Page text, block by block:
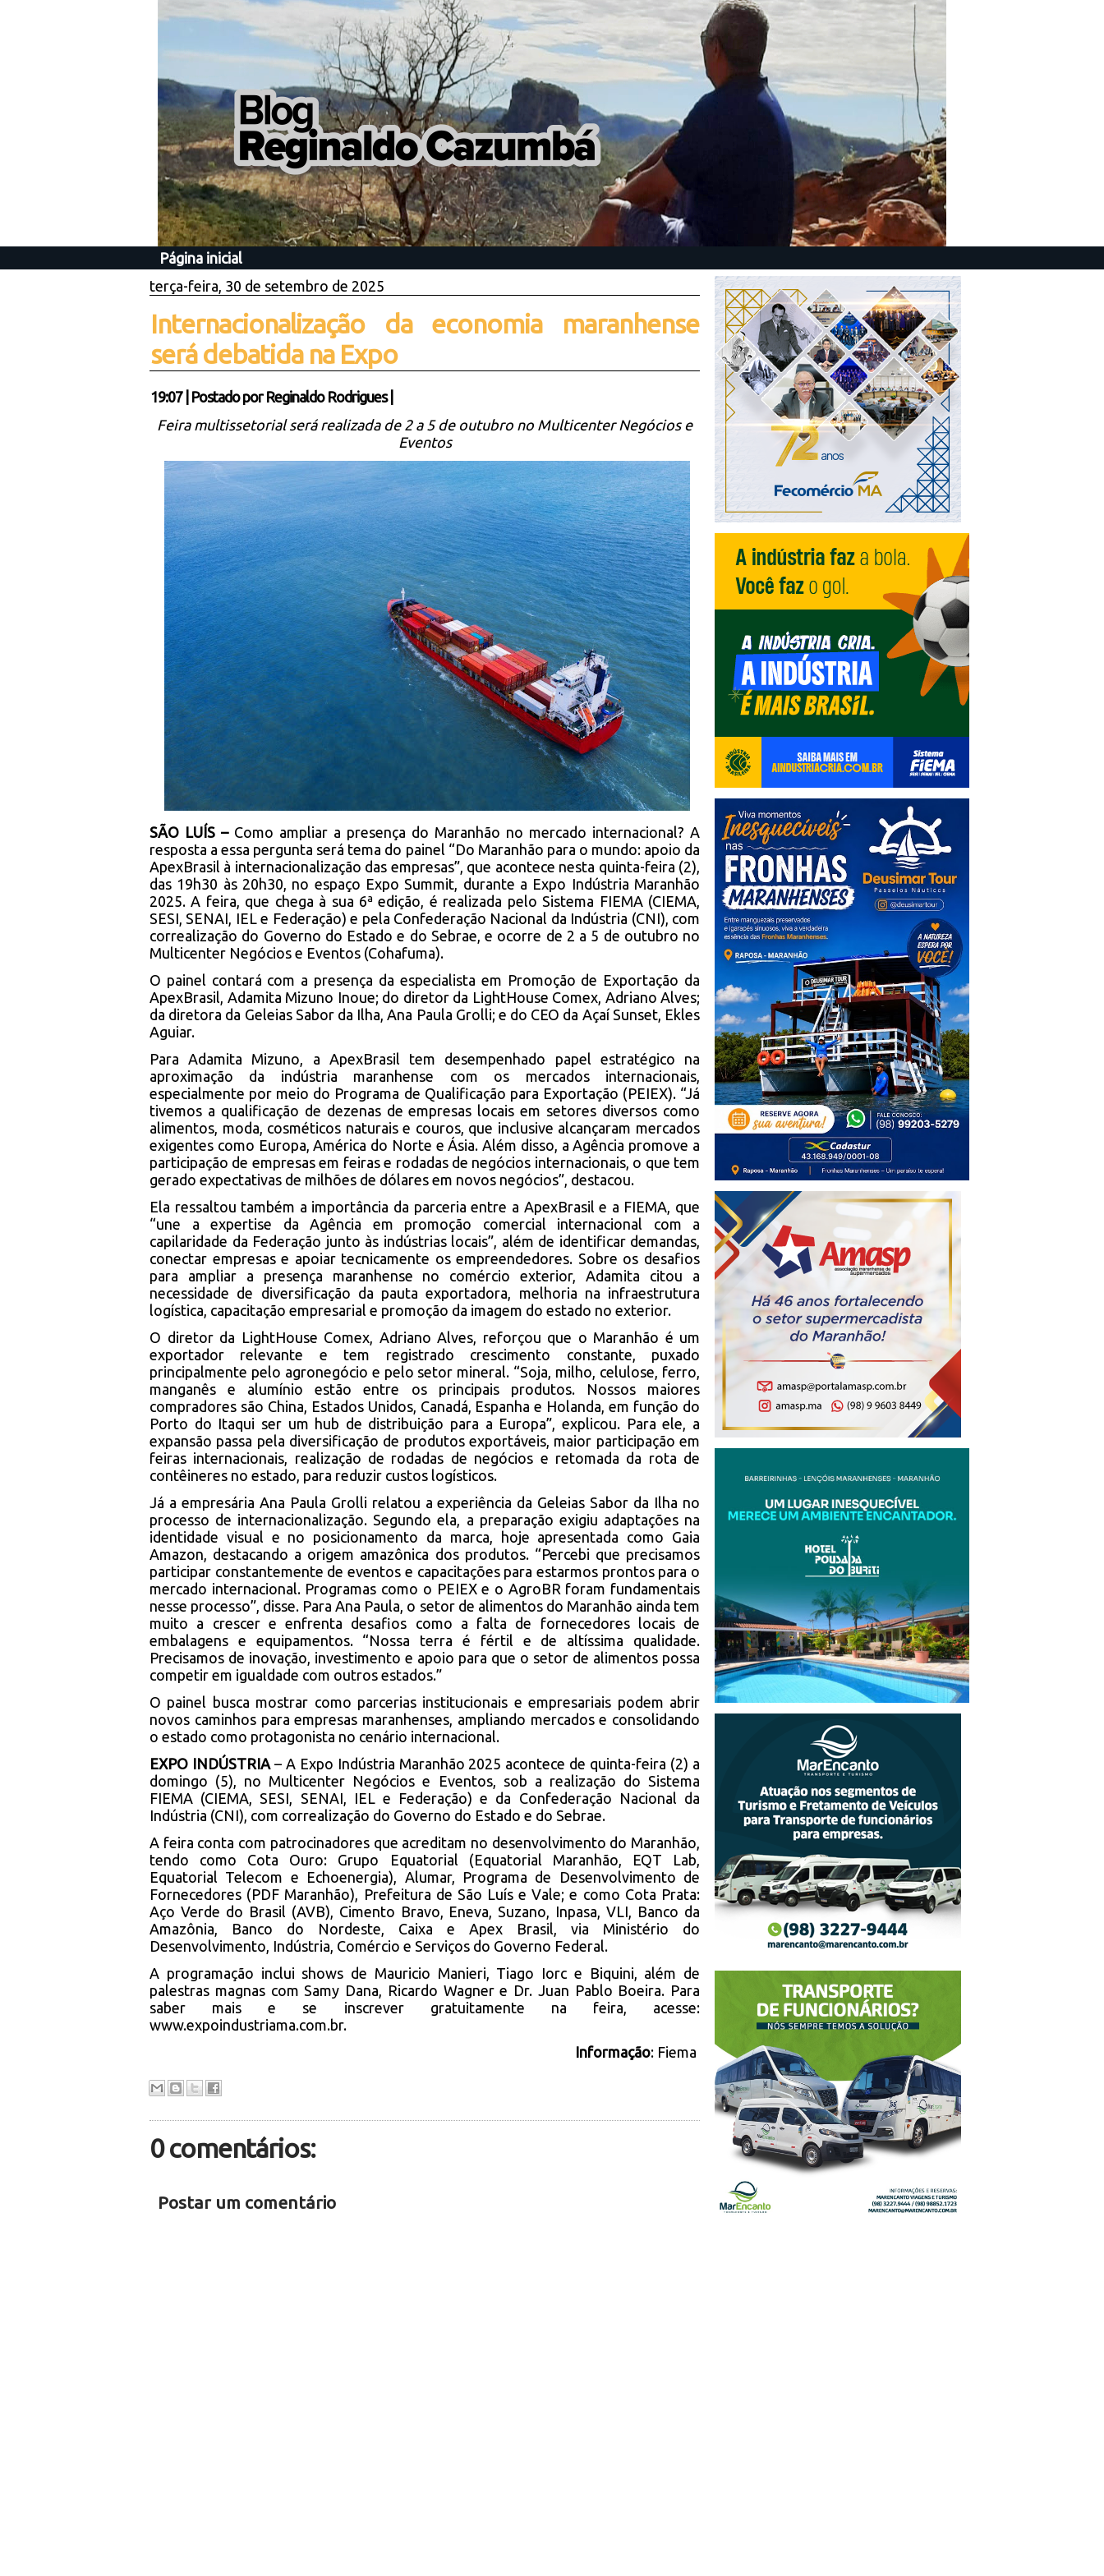
Página inicial
terça-feira, 30 de setembro de 2025
Internacionalização da economia maranhense
será debatida na Expo
19:07| Postado por Reginaldo Rodrigues
Feira multissetorial será realizada de 2 a 5 de outubro no Multicenter Negócios e
Eventos
SÃO LUÍS –Como ampliar a presença do Maranhão no mercado internacional? A
resposta a essa pergunta será tema do painel “Do Maranhão para o mundo: apoio da
ApexBrasil à internacionalização das empresas”, que acontece nesta quinta-feira (2),
das 19h30 às 20h30, no espaço Expo Summit, durante a Expo Indústria Maranhão
2025. A feira, que chega à sua 6ª edição, é realizada pelo Sistema FIEMA (CIEMA,
SESI, SENAI, IEL e Federação) e pela Confederação Nacional da Indústria (CNI), com
correalização do Governo do Estado e do Sebrae, e ocorre de 2 a 5 de outubro no
Multicenter Negócios e Eventos (Cohafuma).
O painel contará com a presença da especialista em Promoção de Exportação da
ApexBrasil, Adamita Mizuno Inoue; do diretor da LightHouse Comex, Adriano Alves;
da diretora da Geleias Sabor da Ilha, Ana Paula Grolli; e do CEO da Açaí Sunset, Ekles
Aguiar.
Para Adamita Mizuno, a ApexBrasil tem desempenhado papel estratégico na
aproximação da indústria maranhense com os mercados internacionais,
especialmente por meio do Programa de Qualificação para Exportação (PEIEX). “Já
tivemos a qualificação de dezenas de empresas locais em setores diversos como
alimentos, moda, cosméticos naturais e couros, que inclusive alcançaram mercados
exigentes como Europa, América do Norte e Ásia. Além disso, a Agência promove a
participação de empresas em feiras e rodadas de negócios internacionais, o que tem
gerado expectativas de milhões de dólares em novos negócios”, destacou.
Ela ressaltou também a importância da parceria entre a ApexBrasil e a FIEMA, que
“une a expertise da Agência em promoção comercial internacional com a
capilaridade da Federação junto às indústrias locais”, além de identificar demandas,
conectar empresas e apoiar tecnicamente os empreendedores. Sobre os desafios
para ampliar a presença maranhense no comércio exterior, Adamita citou a
necessidade de diversificação da pauta exportadora, melhoria na infraestrutura
logística, capacitação empresarial e promoção da imagem do estado no exterior.
O diretor da LightHouse Comex, Adriano Alves, reforçou que o Maranhão é um
exportador relevante e tem registrado crescimento constante, puxado
principalmente pelo agronegócio e pelo setor mineral. “Soja, milho, celulose, ferro,
manganês e alumínio estão entre os principais produtos. Nossos maiores
compradores são China, Estados Unidos, Canadá, Espanha e Holanda, em função do
Porto do Itaqui ser um hub de distribuição para a Europa”, explicou. Para ele, a
expansão passa pela diversificação de produtos exportáveis, maior participação em
feiras internacionais, realização de rodadas de negócios e retomada da rota de
contêineres no estado, para reduzir custos logísticos.
Já a empresária Ana Paula Grolli relatou a experiência da Geleias Sabor da Ilha no
processo de internacionalização. Segundo ela, a preparação exigiu adaptações na
identidade visual e no posicionamento da marca, hoje apresentada como Gaia
Amazon, destacando a origem amazônica dos produtos. “Percebi que precisamos
participar constantemente de eventos e capacitações para estarmos prontos para o
mercado internacional. Programas como o PEIEX e o AgroBR foram fundamentais
nesse processo”, disse. Para Ana Paula, o setor de alimentos do Maranhão ainda tem
muito a crescer e enfrenta desafios como a falta de fornecedores locais de
embalagens e equipamentos. “Nossa terra é fértil e de altíssima qualidade.
Precisamos de inovação, investimento e apoio para que o setor de alimentos possa
competir em igualdade com outros estados.”
O painel busca mostrar como parcerias institucionais e empresariais podem abrir
novos caminhos para empresas maranhenses, ampliando mercados e consolidando
o estado como protagonista no cenário internacional.
EXPO INDÚSTRIA – A Expo Indústria Maranhão 2025 acontece de quinta-feira (2) a
domingo (5), no Multicenter Negócios e Eventos, sob a realização do Sistema
FIEMA (CIEMA, SESI, SENAI, IEL e Federação) e da Confederação Nacional da
Indústria (CNI), com correalização do Governo do Estado e do Sebrae.
A feira conta com patrocinadores que acreditam no desenvolvimento do Maranhão,
tendo como Cota Ouro: Grupo Equatorial (Equatorial Maranhão, EQT Lab,
Equatorial Telecom e Echoenergia), Alumar, Programa de Desenvolvimento de
Fornecedores (PDF Maranhão), Prefeitura de São Luís e Vale; e como Cota Prata:
Aço Verde do Brasil (AVB), Cimento Bravo, Eneva, Suzano, Inpasa, VLI, Banco da
Amazônia, Banco do Nordeste, Caixa e Apex Brasil, via Ministério do
Desenvolvimento, Indústria, Comércio e Serviços do Governo Federal.
A programação inclui shows de Mauricio Manieri, Tiago Iorc e Biquini, além de
palestras magnas com Samy Dana, Ricardo Wagner e Dr. Juan Pablo Boeira. Para
saber mais e se inscrever gratuitamente na feira, acesse:
www.expoindustriama.com.br.
Informação: Fiema
0 comentários:
Postar um comentário